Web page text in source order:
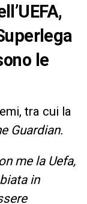
le
tra cui la
Guardian.
me la Uefa,
in